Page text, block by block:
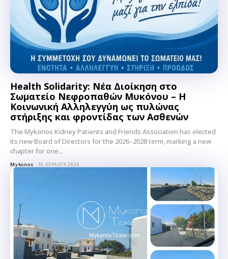
Health Solidarity: Νέα Διοίκηση στο
Σωματείο Νεφροπαθών Μυκόνου – Η
Κοινωνική Αλληλεγγύη ως πυλώνας
στήριξης και φροντίδας των Ασθενών
The Mykonos Kidney Patients and Friends Association has elected
its new Board of Directors for the 2026–2028 term, marking a new
chapter for one...
Mykonos 16 ΙΟΥΛΊΟΥ 2026